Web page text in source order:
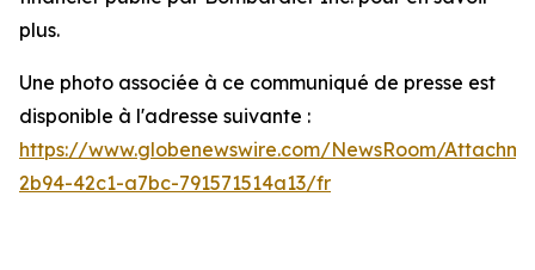
plus.
Une photo associée à ce communiqué de presse est
disponible à l'adresse suivante :
https://www.globenewswire.com/NewsRoom/
2b94-42c1-a7bc-791571514a13/fr